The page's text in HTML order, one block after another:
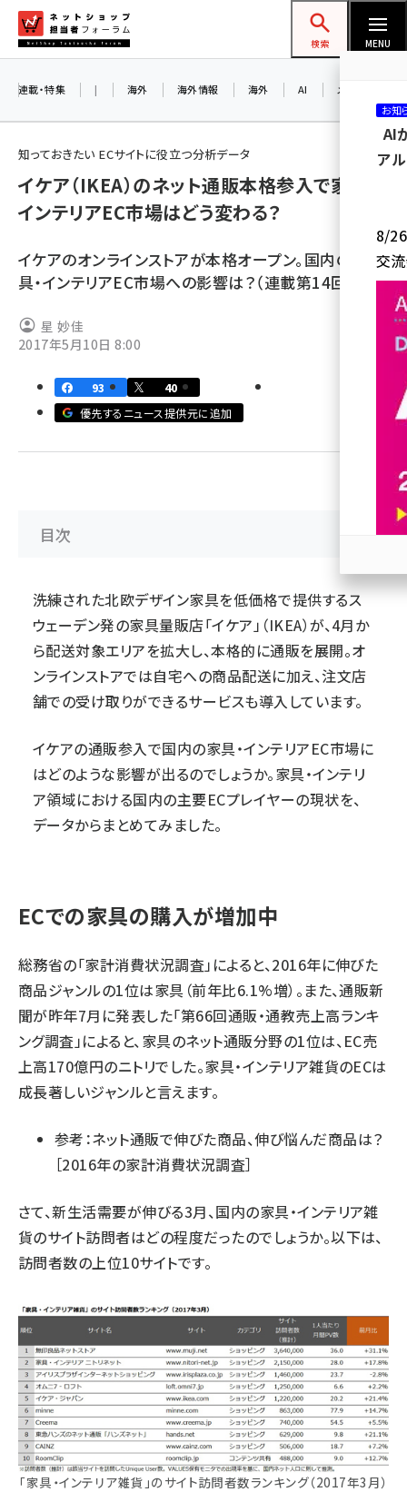
ン
ネットショップ担当者フォーラム
検索 MENU
amazon (2243)
楽天 (1869)
アスクル (1115)
ビィ・フォアード (772)
連載・特集 | 海外 海外情報 海外 AI メタバース
知っておきたい ECサイトに役立つ分析データ
イケア（IKEA）のネット通販本格参入で家具・
インテリアEC市場はどう変わる？
イケアのオンラインストアが本格オープン。国内の家
具・インテリアEC市場への影響は？（連載第14回）
星 妙佳
2017年5月10日 8:00
93
40
優先するニュース提供元に追加
目次
洗練された北欧デザイン家具を低価格で提供するス
ウェーデン発の家具量販店「イケア」（IKEA）が、4月か
ら配送対象エリアを拡大し、本格的に通販を展開。オ
ンラインストアでは自宅への商品配送に加え、注文店
舗での受け取りができるサービスも導入しています。
イケアの通販参入で国内の家具・インテリアEC市場に
はどのような影響が出るのでしょうか。家具・インテリ
ア領域における国内の主要ECプレイヤーの現状を、
データからまとめてみました。
ECでの家具の購入が増加中
総務省の「家計消費状況調査」によると、2016年に伸びた
商品ジャンルの1位は家具（前年比6.1%増）。また、通販新
聞が昨年7月に発表した「第66回通販・通教売上高ランキ
ング調査」によると、家具のネット通販分野の1位は、EC売
上高170億円のニトリでした。家具・インテリア雑貨のECは
成長著しいジャンルと言えます。
参考：ネット通販で伸びた商品、伸び悩んだ商品は？
［2016年の家計消費状況調査］
さて、新生活需要が伸びる3月、国内の家具・インテリア雑
貨のサイト訪問者はどの程度だったのでしょうか。以下は、
訪問者数の上位10サイトです。
「家具・インテリア雑貨」のサイト訪問者数ランキング（2017年3月）
お知
AI
ア
8/26
交
参